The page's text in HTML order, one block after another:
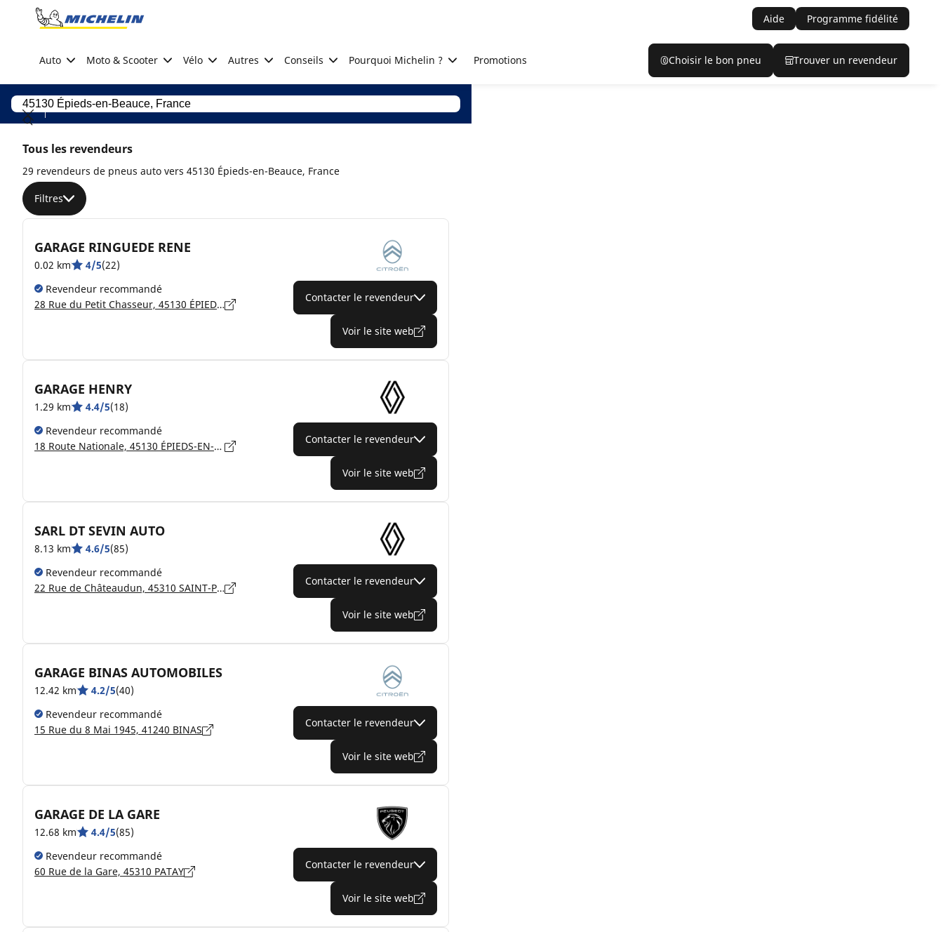
Go to page content
Aide Programme fidélité
Auto Moto & Scooter Vélo Autres Conseils Pourquoi Michelin ? Promotions Choisir le bon pneu Trouver un revendeur
Tous les revendeurs
29 revendeurs de pneus auto vers 45130 Épieds-en-Beauce, France
Filtres
GARAGE RINGUEDE RENE
0.02 km 4/5(22)
Revendeur recommandé
28 Rue du Petit Chasseur, 45130 ÉPIEDS-EN-BEAUCE
Contacter le revendeur
Voir le site web
GARAGE HENRY
1.29 km 4.4/5(18)
Revendeur recommandé
18 Route Nationale, 45130 ÉPIEDS-EN-BEAUCE
Contacter le revendeur
Voir le site web
SARL DT SEVIN AUTO
8.13 km 4.6/5(85)
Revendeur recommandé
22 Rue de Châteaudun, 45310 SAINT-PÉRAVY-LA-COLOMBE
Contacter le revendeur
Voir le site web
GARAGE BINAS AUTOMOBILES
12.42 km 4.2/5(40)
Revendeur recommandé
15 Rue du 8 Mai 1945, 41240 BINAS
Contacter le revendeur
Voir le site web
GARAGE DE LA GARE
12.68 km 4.4/5(85)
Revendeur recommandé
60 Rue de la Gare, 45310 PATAY
Contacter le revendeur
Voir le site web